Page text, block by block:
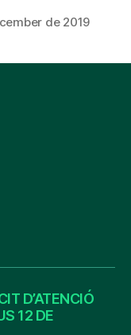
de 2019
D’ATENCIÓ
12 DE